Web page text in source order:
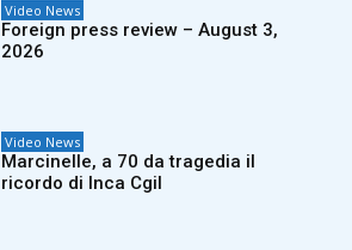
Video News
Foreign press review – August 3,
2026
Video News
Marcinelle, a 70 da tragedia il
ricordo di Inca Cgil